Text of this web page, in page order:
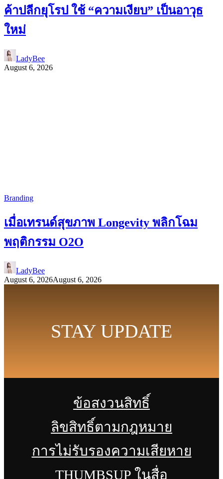
ค้าปลีกยุโรป ใช้ “ความเงียบ” เป็นอาวุธ
ใหม่
LadyBee
August 6, 2026
Branding
เมื่อเทรนด์สุขภาพ Longevity พลิกโฉม
พฤติกรรม O2O
LadyBee
August 6, 2026August 6, 2026
STAY UPDATE
ข้อสงวนสิทธิ์
ลิขสิทธิ์ตามกฎหมาย
การไม่รับรองความเสียหาย
THUMBSUP ในสื่อ